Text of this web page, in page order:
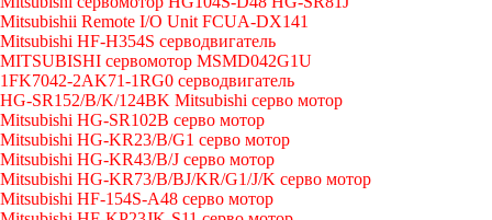
Mitsubishii Remote I/O Unit FCUA-DX141
Mitsubishi HF-H354S серводвигатель
MITSUBISHI сервомотор MSMD042G1U
1FK7042-2AK71-1RG0 серводвигатель
HG-SR152/B/K/124BK Mitsubishi серво мотор
Mitsubishi HG-SR102B серво мотор
Mitsubishi HG-KR23/B/G1 серво мотор
Mitsubishi HG-KR43/B/J серво мотор
Mitsubishi HG-KR73/B/BJ/KR/G1/J/K серво мотор
Mitsubishi HF-154S-A48 серво мотор